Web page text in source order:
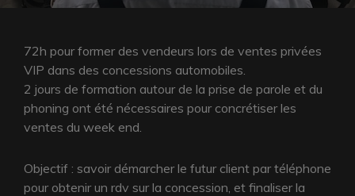
72h pour former des vendeurs lors de ventes privées
VIP dans des concessions automobiles.
2 jours de formation autour de la prise de parole et du
phoning ont été nécessaires pour concrétiser les
ventes du week end.
Objectif : savoir démarcher le futur client par téléphone
pour obtenir un rdv sur la concession, et finaliser la